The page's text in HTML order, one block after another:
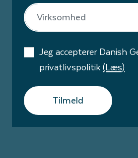
Jeg accepterer Danish
privatlivspolitik(Læs)
Tilmeld